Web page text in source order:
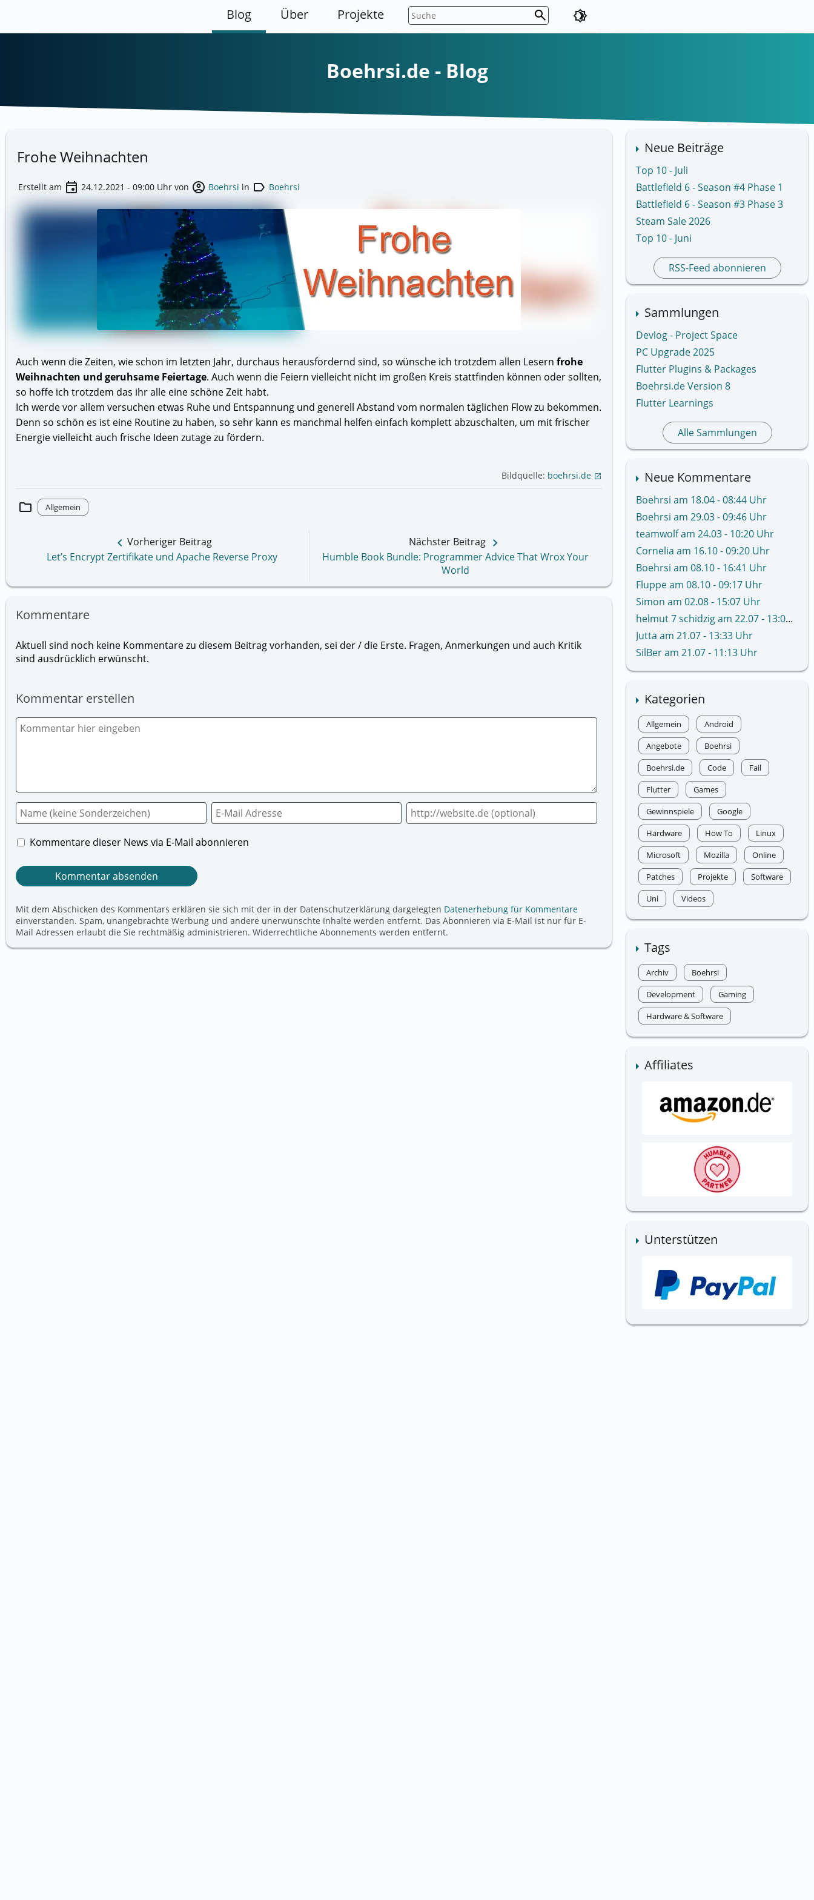
Blog Über Projekte search brightness_4
Boehrsi.de - Blog
Neue Beiträge
Top 10 - Juli
Battlefield 6 - Season #4 Phase 1
Battlefield 6 - Season #3 Phase 3
Steam Sale 2026
Top 10 - Juni
RSS-Feed abonnieren
Sammlungen
Devlog - Project Space
PC Upgrade 2025
Flutter Plugins & Packages
Boehrsi.de Version 8
Flutter Learnings
Alle Sammlungen
Neue Kommentare
Boehrsi am 18.04 - 08:44 Uhr
Boehrsi am 29.03 - 09:46 Uhr
teamwolf am 24.03 - 10:20 Uhr
Cornelia am 16.10 - 09:20 Uhr
Boehrsi am 08.10 - 16:41 Uhr
Fluppe am 08.10 - 09:17 Uhr
Simon am 02.08 - 15:07 Uhr
helmut 7 schidzig am 22.07 - 13:02 Uhr
Jutta am 21.07 - 13:33 Uhr
SilBer am 21.07 - 11:13 Uhr
Kategorien
Allgemein
Android
Angebote
Boehrsi
Boehrsi.de
Code
Fail
Flutter
Games
Gewinnspiele
Google
Hardware
How To
Linux
Microsoft
Mozilla
Online
Patches
Projekte
Software
Uni
Videos
Tags
Archiv
Boehrsi
Development
Gaming
Hardware & Software
Affiliates
Unterstützen
Frohe Weihnachten
Erstellt am event 24.12.2021 - 09:00 Uhr von account_circle Boehrsi in label Boehrsi
Auch wenn die Zeiten, wie schon im letzten Jahr, durchaus herausfordernd sind, so wünsche ich trotzdem allen Lesern frohe
Weihnachten und geruhsame Feiertage. Auch wenn die Feiern vielleicht nicht im großen Kreis stattfinden können oder sollten,
so hoffe ich trotzdem das ihr alle eine schöne Zeit habt.
Ich werde vor allem versuchen etwas Ruhe und Entspannung und generell Abstand vom normalen täglichen Flow zu bekommen.
Denn so schön es ist eine Routine zu haben, so sehr kann es manchmal helfen einfach komplett abzuschalten, um mit frischer
Energie vielleicht auch frische Ideen zutage zu fördern.
Bildquelle: boehrsi.de open_in_new
folder Allgemein
keyboard_arrow_left Vorheriger Beitrag
Let’s Encrypt Zertifikate und Apache Reverse Proxy
Nächster Beitrag keyboard_arrow_right
Humble Book Bundle: Programmer Advice That Wrox Your
World
Kommentare
Aktuell sind noch keine Kommentare zu diesem Beitrag vorhanden, sei der / die Erste. Fragen, Anmerkungen und auch Kritik
sind ausdrücklich erwünscht.
Kommentar erstellen
Kommentare dieser News via E-Mail abonnieren
Mit dem Abschicken des Kommentars erklären sie sich mit der in der Datenschutzerklärung dargelegten Datenerhebung für Kommentare
einverstanden. Spam, unangebrachte Werbung und andere unerwünschte Inhalte werden entfernt. Das Abonnieren via E-Mail ist nur für E-
Mail Adressen erlaubt die Sie rechtmäßig administrieren. Widerrechtliche Abonnements werden entfernt.